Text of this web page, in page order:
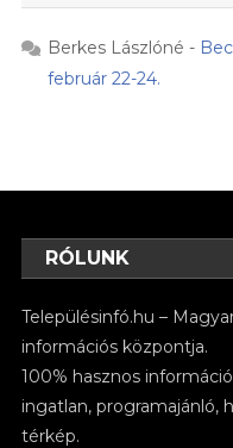
Berkes Lászlóné -
február 22-24.
RÓLUNK
Településinfó.hu –
információs központja.
100% hasznos
ingatlan, programajánló,
térkép.